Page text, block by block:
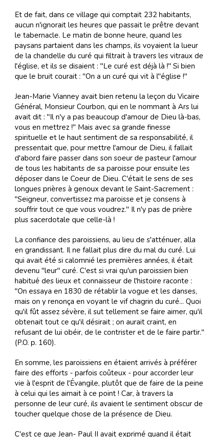
Et de fait, dans ce village qui comptait 232 habitants,
aucun n'ignorait les heures que passait le prêtre devant
le tabernacle. Le matin de bonne heure, quand les
paysans partaient dans les champs, ils voyaient la lueur
de la chandelle du curé qui filtrait à travers les vitraux de
l'église, et ils se disaient : "Le curé est déjà là !" Si bien
que le bruit courait : "On a un curé qui vit à l"église !"
Jean-Marie Vianney avait bien retenu la leçon du Vicaire
Général, Monsieur Courbon, qui en le nommant à Ars lui
avait dit : "Il n'y a pas beaucoup d'amour de Dieu là-bas,
vous en mettrez !" Mais avec sa grande finesse
spirituelle et le haut sentiment de sa responsabilité, il
pressentait que, pour mettre l'amour de Dieu, il fallait
d'abord faire passer dans son soeur de pasteur l'amour
de tous les habitants de sa paroisse pour ensuite les
déposer dans le Coeur de Dieu. C'était le sens de ses
longues prières à genoux devant le Saint-Sacrement :
"Seigneur, convertissez ma paroisse et je consens à
souffrir tout ce que vous voudrez." Il n'y pas de prière
plus sacerdotale que celle-là !
La confiance des paroissiens, au lieu de s'atténuer, alla
en grandissant. Il ne fallait plus dire du mal du curé. Lui
qui avait été si calomnié les premières années, il était
devenu "leur" curé. C'est si vrai qu'un paroissien bien
habitué des lieux et connaisseur de l'histoire raconte :
"On essaya en 1830 de rétablir la vogue et les danses,
mais on y renonça en voyant le vif chagrin du curé... Quoi
qu'il fût assez sévère, il sut tellement se faire aimer, qu'il
obtenait tout ce qu'il désirait ; on aurait craint, en
refusant de lui obéir, de le contrister et de le faire partir."
(P.O. p. 160).
En somme, les paroissiens en étaient arrivés à préférer
faire des efforts - parfois coûteux - pour accorder leur
vie à l'esprit de l'Évangile, plutôt que de faire de la peine
à celui qui les aimait à ce point ! Car, à travers la
personne de leur curé, ils avaient le sentiment obscur de
toucher quelque chose de la présence de Dieu.
C'est ce que Jean- Paul II avait exprimé quand il était